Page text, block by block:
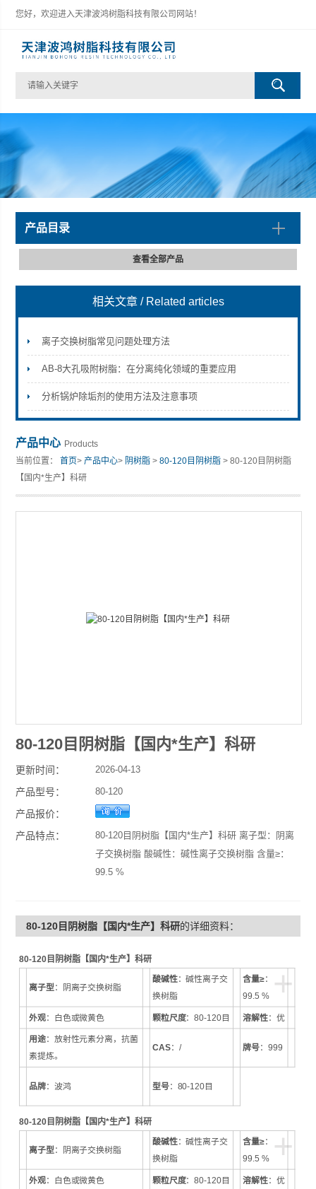
您好，欢迎进入天津波鸿树脂科技有限公司网站！
产品目录
查看全部产品
相关文章 / Related articles
离子交换树脂常见问题处理方法
AB-8大孔吸附树脂：在分离纯化领域的重要应用
分析锅炉除垢剂的使用方法及注意事项
产品中心 Products
当前位置：首页>产品中心> 阴树脂 >80-120目阴树脂 > 80-120目阴树脂
【国内*生产】科研
80-120目阴树脂【国内*生产】科研
更新时间： 2026-04-13
产品型号： 80-120
产品报价：
产品特点：
80-120目阴树脂【国内*生产】科研 离子型：阴离
子交换树脂 酸碱性：碱性离子交换树脂 含量≥：
99.5 %
用途：放射性元素分离，抗菌素提炼。 CAS：/ 牌
品牌：波鸿 型号：80-120目
80-120目阴树脂【国内*生产】科研的详细资料：
80-120目阴树脂【国内*生产】科研
+
离子型 ：阴离子交换树脂
酸碱性：碱性离子交
换树脂
含量≥：
99.5 %
外观：白色或微黄色 颗粒尺度：80-120目 溶解性：优
用途：放射性元素分离，抗菌
素提炼。
CAS：/ 牌号：999
品牌：波鸿 型号：80-120目
80-120目阴树脂【国内*生产】科研
+
离子型 ：阴离子交换树脂
酸碱性：碱性离子交
换树脂
含量≥：
99.5 %
外观：白色或微黄色 颗粒尺度：80-120目 溶解性：优